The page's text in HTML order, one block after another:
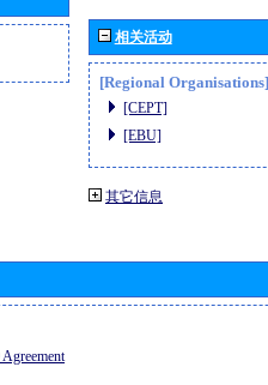
相关活动
[Regional Organisations]
[CEPT]
[EBU]
其它信息